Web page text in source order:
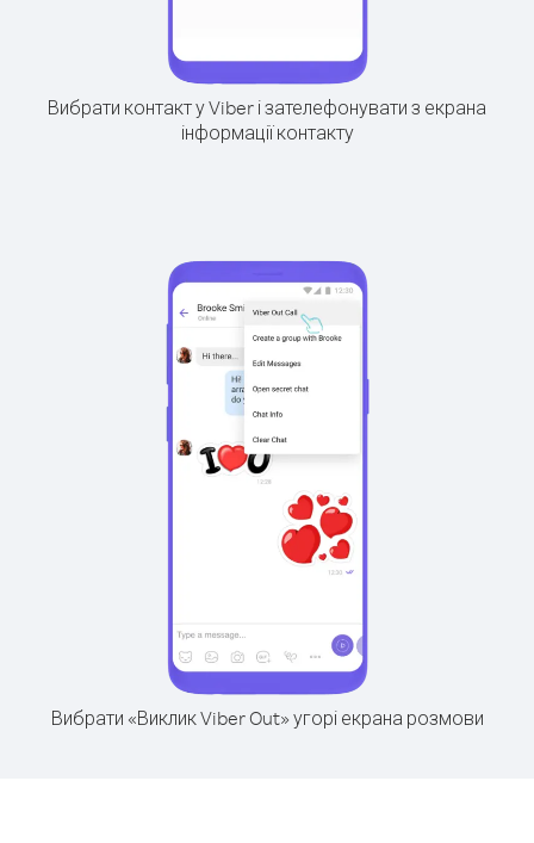
Вибрати контакт у Viber і зателефонувати з екрана
інформації контакту
Вибрати «Виклик Viber Out» угорі екрана розмови